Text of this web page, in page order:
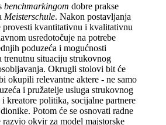
benchmarkingom dobre prakse
Meisterschule. Nakon postavljanja
provesti kvantitativnu i kvalitativnu
usredotočuje na potrebe
poduzeća i mogućnosti
trenutnu situaciju strukovnog
Okrugli stolovi bit će
okupili relevantne aktere - ne samo
i pružatelje usluga strukovnog
kreatore politika, socijalne partnere
Potom će se osnovati radne
razvio okvir za model majstorske